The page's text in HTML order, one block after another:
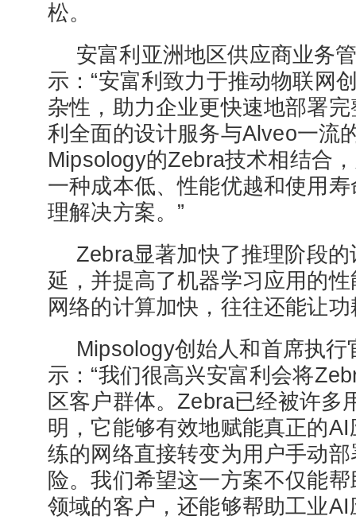
松。
安富利亚洲地区供应商业务
示：“安富利致力于推动物联网
杂性，助力企业更快速地部署
利全面的设计服务与Alveo一流
Mipsology的Zebra技术相结合
一种成本低、性能优越和使用
理解决方案。”
Zebra显著加快了推理阶段
延，并提高了机器学习应用的
网络的计算加快，往往还能让
Mipsology创始人和首席执
示：“我们很高兴安富利会将
区客户群体。Zebra已经被许多
明，它能够有效地赋能真正的
练的网络直接转变为用户手动
险。我们希望这一方案不仅能
领域的客户，还能够帮助工业